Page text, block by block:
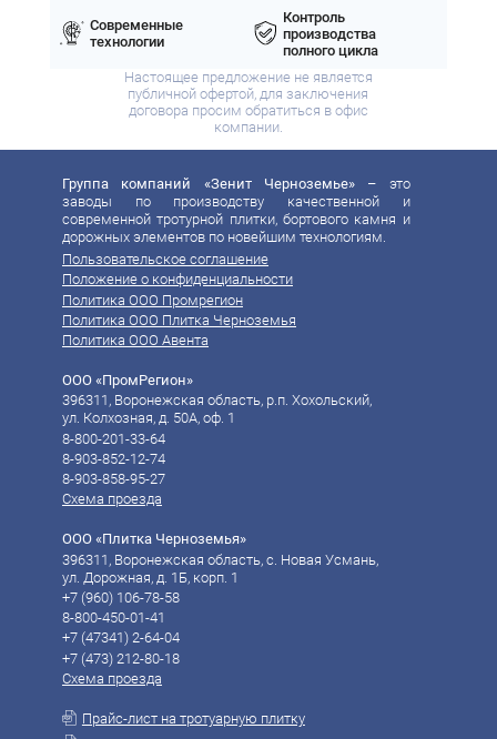
Современные
технологии
Контроль
производства
полного цикла
Настоящее предложение не является
публичной офертой, для заключения
договора просим обратиться в офис
компании.
Группа компаний «Зенит Черноземье»– это
заводы по производству качественной и
современной тротурной плитки, бортового камня и
дорожных элементов по новейшим технологиям.
Пользовательское соглашение
Положение о конфиденциальности
Политика ООО Промрегион
Политика ООО Плитка Черноземья
Политика ООО Авента
ООО «ПромРегион»
396311, Воронежская область, р.п. Хохольский,
ул. Колхозная, д. 50А, оф. 1
8-800-201-33-64
8-903-852-12-74
8-903-858-95-27
Схема проезда
ООО «Плитка Черноземья»
396311, Воронежская область, с. Новая Усмань,
ул. Дорожная, д. 1Б, корп. 1
+7 (960) 106-78-58‬
8-800-450-01-41
‪‪+7 (47341) 2-64-04
‪‪+7 (473) 212-80-18
Схема проезда
Прайс-лист на тротуарную плитку